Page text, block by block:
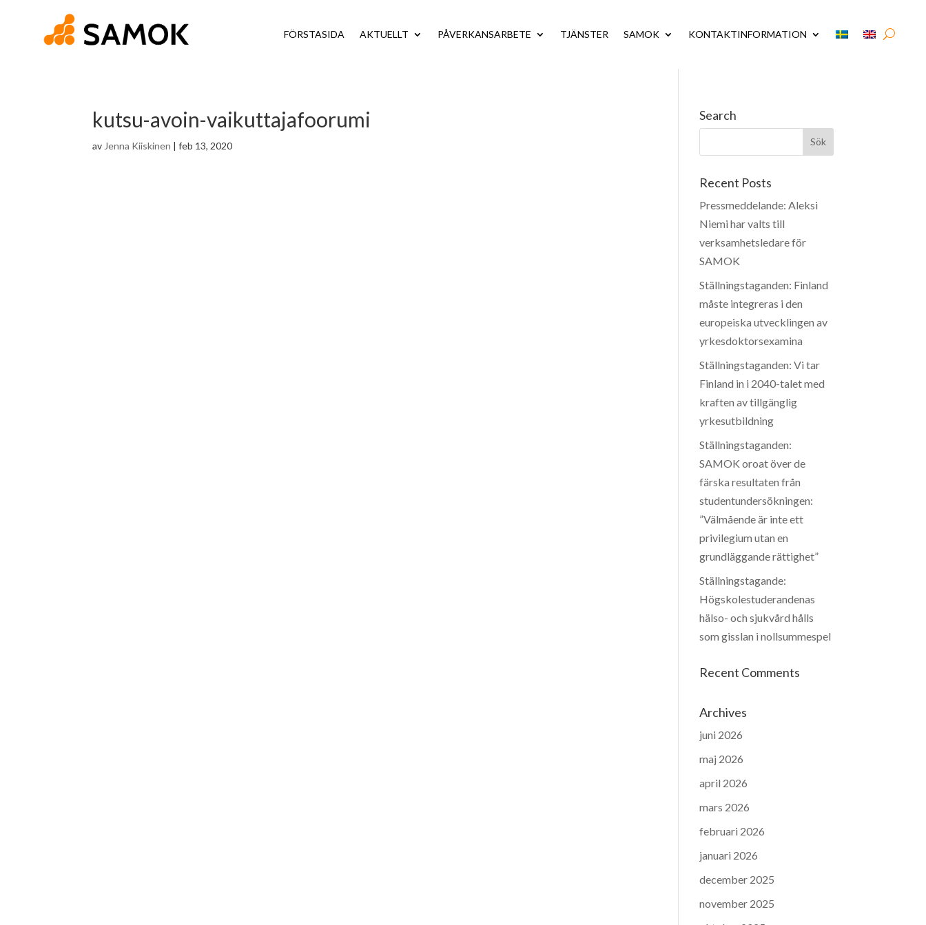
FÖRSTASIDA AKTUELLT PÅVERKANSARBETE TJÄNSTER SAMOK KONTAKTINFORMATION
kutsu-avoin-vaikuttajafoorumi
av Jenna Kiiskinen |feb 13, 2020
Search
Recent Posts
Pressmeddelande: Aleksi
Niemi har valts till
verksamhetsledare för
SAMOK
Ställningstaganden: Finland
måste integreras i den
europeiska utvecklingen av
yrkesdoktorsexamina
Ställningstaganden: Vi tar
Finland in i 2040-talet med
kraften av tillgänglig
yrkesutbildning
Ställningstaganden:
SAMOK oroat över de
färska resultaten från
studentundersökningen:
”Välmående är inte ett
privilegium utan en
grundläggande rättighet”
Ställningstagande:
Högskolestuderandenas
hälso- och sjukvård hålls
som gisslan i nollsummespel
Recent Comments
Archives
juni 2026
maj 2026
april 2026
mars 2026
februari 2026
januari 2026
december 2025
november 2025